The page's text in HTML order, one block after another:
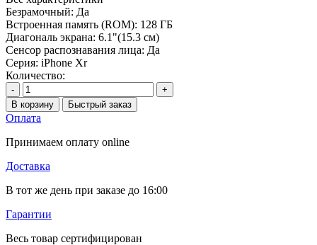
Безрамочный: Да
Встроенная память (ROM): 128 ГБ
Диагональ экрана: 6.1"(15.3 см)
Сенсор распознавания лица: Да
Серия: iPhone Xr
Количество:
-
+
В корзину
Быстрый заказ
Оплата
Принимаем оплату online
Доставка
В тот же день при заказе до 16:00
Гарантии
Весь товар сертифицирован